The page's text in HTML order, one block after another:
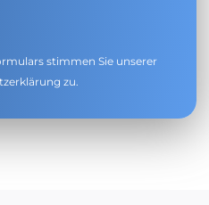
stimmen Sie unserer
zu.